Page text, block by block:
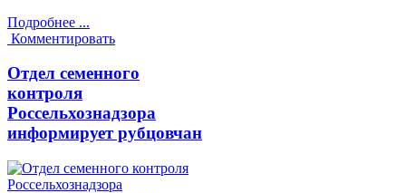
Подробнее ...
Комментировать
Отдел семенного
контроля
Россельхознадзора
информирует рубцовчан